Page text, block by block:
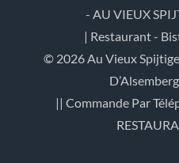
- AU VIEUX
| Restaurant -
© 2026 Au Vieux
|| Commande Par